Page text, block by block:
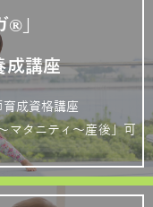
®」
成講座
成資格講座
マタニティ～産後」可